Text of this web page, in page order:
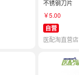
不锈钢刀片
￥5.00
自营
医配淘直营店